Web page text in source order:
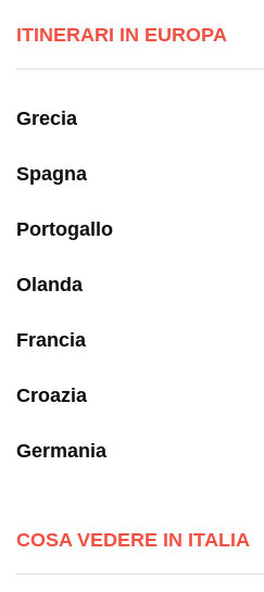
ITINERARI IN EUROPA
Grecia
Spagna
Portogallo
Olanda
Francia
Croazia
Germania
COSA VEDERE IN ITALIA